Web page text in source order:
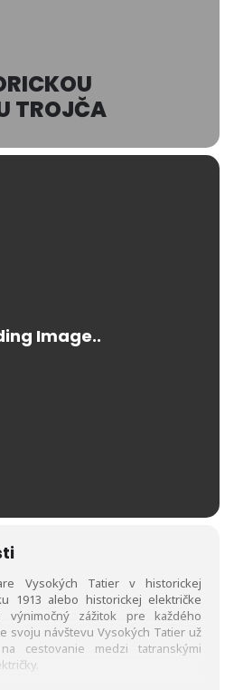
TROJČA
Vysokých Tatier v historickej
1913 alebo historickej električke
zážitok pre každého
svoju návštevu Vysokých Tatier už
cestovanie medzi tatranskými